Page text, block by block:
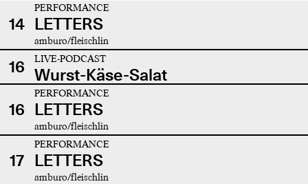
14
PERFORMANCE
LETTERS
amburo/fleischlin
16 LIVE-PODCAST
Wurst-Käse-Salat
16
PERFORMANCE
LETTERS
amburo/fleischlin
17
PERFORMANCE
LETTERS
amburo/fleischlin